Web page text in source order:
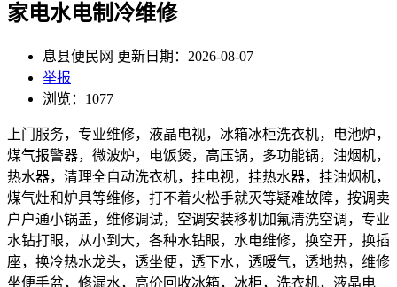
家电水电制冷维修
息县便民网 更新日期：2026-08-07
举报
浏览：1077
上门服务，专业维修，液晶电视，冰箱冰柜洗衣机，电池炉，
煤气报警器，微波炉，电饭煲，高压锅，多功能锅，油烟机，
热水器，清理全自动洗衣机，挂电视，挂热水器，挂油烟机，
煤气灶和炉具等维修，打不着火松手就灭等疑难故障，按调卖
户户通小锅盖，维修调试，空调安装移机加氟清洗空调，专业
水钻打眼，从小到大，各种水钻眼，水电维修，换空开，换插
座，换冷热水龙头，透坐便，透下水，透暖气，透地热，维修
坐便手盆，修漏水，高价回收冰箱，冰柜，洗衣机，液晶电